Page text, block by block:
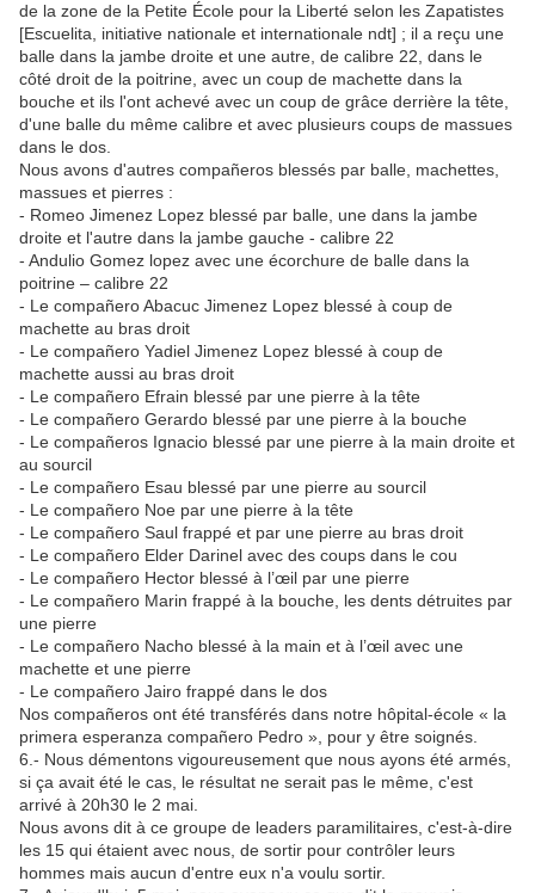
de la zone de la Petite École pour la Liberté selon les Zapatistes
[Escuelita, initiative nationale et internationale ndt] ; il a reçu une
balle dans la jambe droite et une autre, de calibre 22, dans le
côté droit de la poitrine, avec un coup de machette dans la
bouche et ils l'ont achevé avec un coup de grâce derrière la tête,
d'une balle du même calibre et avec plusieurs coups de massues
dans le dos.
Nous avons d'autres compañeros blessés par balle, machettes,
massues et pierres :
- Romeo Jimenez Lopez blessé par balle, une dans la jambe
droite et l'autre dans la jambe gauche - calibre 22
- Andulio Gomez lopez avec une écorchure de balle dans la
poitrine – calibre 22
- Le compañero Abacuc Jimenez Lopez blessé à coup de
machette au bras droit
- Le compañero Yadiel Jimenez Lopez blessé à coup de
machette aussi au bras droit
- Le compañero Efrain blessé par une pierre à la tête
- Le compañero Gerardo blessé par une pierre à la bouche
- Le compañeros Ignacio blessé par une pierre à la main droite et
au sourcil
- Le compañero Esau blessé par une pierre au sourcil
- Le compañero Noe par une pierre à la tête
- Le compañero Saul frappé et par une pierre au bras droit
- Le compañero Elder Darinel avec des coups dans le cou
- Le compañero Hector blessé à l’œil par une pierre
- Le compañero Marin frappé à la bouche, les dents détruites par
une pierre
- Le compañero Nacho blessé à la main et à l’œil avec une
machette et une pierre
- Le compañero Jairo frappé dans le dos
Nos compañeros ont été transférés dans notre hôpital-école « la
primera esperanza compañero Pedro », pour y être soignés.
6.- Nous démentons vigoureusement que nous ayons été armés,
si ça avait été le cas, le résultat ne serait pas le même, c'est
arrivé à 20h30 le 2 mai.
Nous avons dit à ce groupe de leaders paramilitaires, c'est-à-dire
les 15 qui étaient avec nous, de sortir pour contrôler leurs
hommes mais aucun d'entre eux n'a voulu sortir.